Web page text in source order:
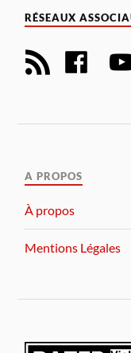
RÉSEAUX
A PROPOS
À propos
Mentions Légales